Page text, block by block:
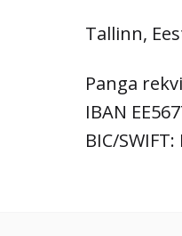
Tallinn,
Panga
IBAN
BIC/SWIFT: